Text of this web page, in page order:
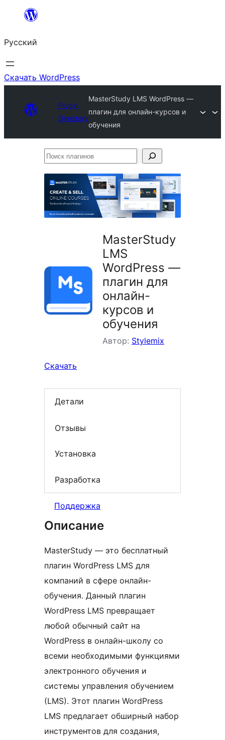
Перейти
содержимому
Русский
Скачать WordPress
Plugin
Directory
MasterStudy LMS WordPress —
плагин для онлайн-курсов и
обучения
Поиск
MasterStudy
LMS
WordPress —
плагин для
онлайн-
курсов и
обучения
Автор: Stylemix
Скачать
Детали
Отзывы
Установка
Разработка
Поддержка
Описание
MasterStudy — это бесплатный
плагин WordPress LMS для
компаний в сфере онлайн-
обучения. Данный плагин
WordPress LMS превращает
любой обычный сайт на
WordPress в онлайн-школу со
всеми необходимыми функциями
электронного обучения и
системы управления обучением
(LMS). Этот плагин WordPress
LMS предлагает обширный набор
инструментов для создания,